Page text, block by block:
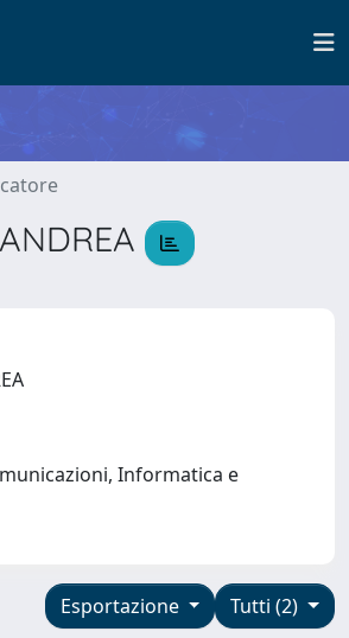
Informatica e
Tutti (2)
Esportazione